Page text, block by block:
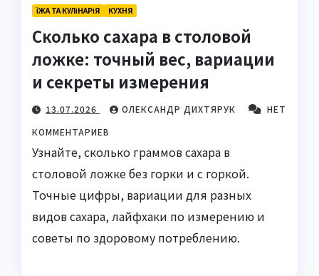
ЇЖА ТА КУЛІНАРІЯ КУХНЯ
Сколько сахара в столовой
ложке: точный вес, вариации
и секреты измерения
13.07.2026 ОЛЕКСАНДР ДИХТЯРУК
НЕТ
КОММЕНТАРИЕВ
Узнайте, сколько граммов сахара в
столовой ложке без горки и с горкой.
Точные цифры, вариации для разных
видов сахара, лайфхаки по измерению и
советы по здоровому потреблению.